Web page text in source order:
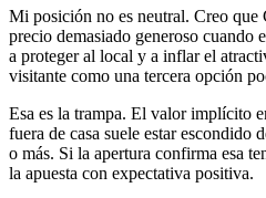
Mi posición no es neutral. Creo que
precio demasiado generoso cuando
a proteger al local y a inflar el
visitante como una tercera opción
Esa es la trampa. El valor implícito
fuera de casa suele estar escondido
o más. Si la apertura confirma esa
la apuesta con expectativa positiva.